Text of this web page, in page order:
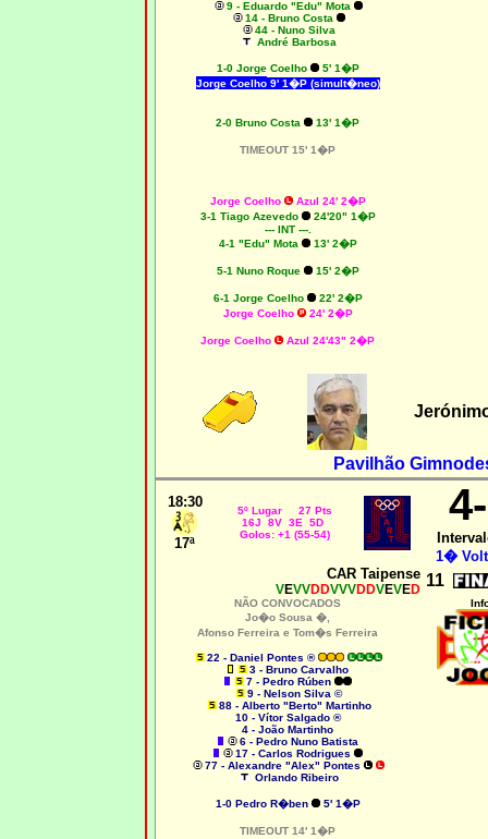
9 - Eduardo "Edu" Mota
14 - Bruno Costa
44 - Nuno Silva
André Barbosa
1-0 Jorge Coelho
5' 1�P
Jorge Coelho9' 1�P (simult�neo)
2-0 Bruno Costa 13' 1�P
TIMEOUT 15' 1�P
Jorge Coelho
Azul 24' 2�P
3-1 Tiago Azevedo
24'20" 1�P
--- INT ---.
4-1 "Edu" Mota 13' 2�P
5-1 Nuno Roque 15' 2�P
6-1 Jorge Coelho
22' 2�P
Jorge Coelho
24' 2�P
Jorge Coelho Azul 24'43" 2�P
Pavilhão
18:30
17ª
5º Lugar 27 Pts
16J 8V 3E 5D
Golos: +1 (55-54)
4
1�
CAR Taipense
VEVVDDVVVDDVEVED 11
NÃO CONVOCADOS
Jo�o Sousa �,
Afonso Ferreira e Tom�s Ferreira
22 - Daniel Pontes ®
3 - Bruno Carvalho
7 - Pedro Rúben
9 - Nelson Silva ©
88 - Alberto "Berto" Martinho
10 - Vítor Salgado ®
4 - João Martinho
6 - Pedro Nuno Batista
17 - Carlos Rodrigues
77 - Alexandre "Alex" Pontes
Orlando Ribeiro
1-0 Pedro R�ben 5' 1�P
TIMEOUT 14' 1�P